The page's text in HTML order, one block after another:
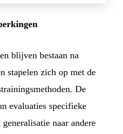
blijven bestaan na
stapelen zich op met de
De
evaluaties specifieke
naar andere